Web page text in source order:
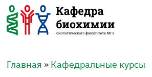
Главная » Кафедральные курсы